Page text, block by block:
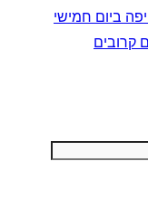
ביום חמישי
קרובים